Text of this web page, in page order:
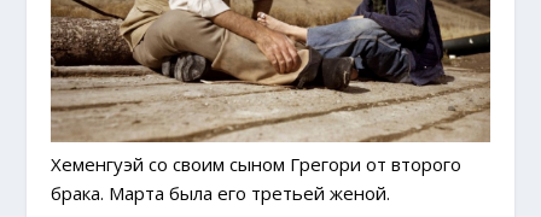
Хеменгуэй со своим сыном Грегори от второго
брака. Марта была его третьей женой.